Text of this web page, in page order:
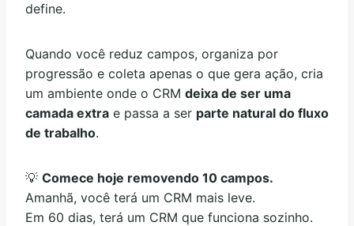
define.
Quando você reduz campos, organiza por
progressão e coleta apenas o que gera ação, cria
um ambiente onde o CRM deixa de ser uma
camada extra e passa a ser parte natural do fluxo
de trabalho.
💡 Comece hoje removendo 10 campos.
Amanhã, você terá um CRM mais leve.
Em 60 dias, terá um CRM que funciona sozinho.